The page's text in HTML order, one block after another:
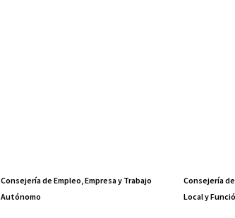
Consejería de Empleo, Empresa y Trabajo
Autónomo
Consejería
Local y